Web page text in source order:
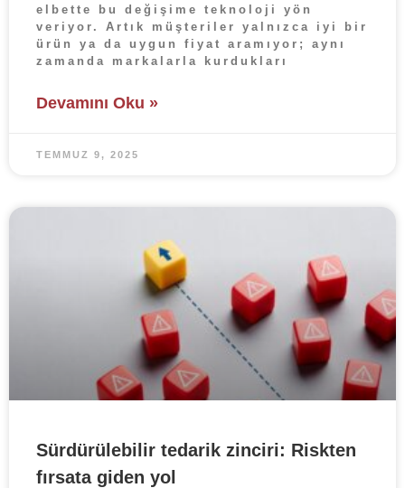
elbette bu değişime teknoloji yön
veriyor. Artık müşteriler yalnızca iyi bir
ürün ya da uygun fiyat aramıyor; aynı
zamanda markalarla kurdukları
Devamını Oku »
TEMMUZ 9, 2025
Sürdürülebilir tedarik zinciri: Riskten
fırsata giden yol